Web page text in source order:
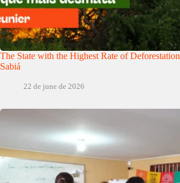
The State with the Highest Rate of
Sabiá
22 de june de 2026